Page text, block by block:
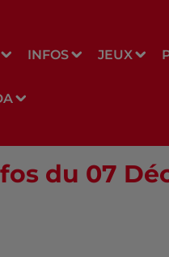
INFOS JEUX
du 07